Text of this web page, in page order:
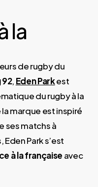
la
de rugby du
92, Eden Parkest
du rugby à la
marque est inspiré
ses matchs à
Park s’est
à la française avec